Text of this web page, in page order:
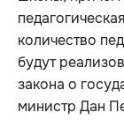
количество
будут
закона о
министр Дан